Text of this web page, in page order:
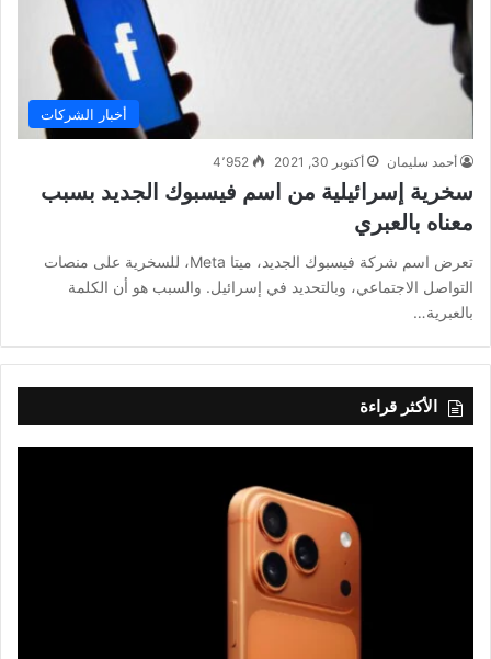
أخبار الشركات
أحمد سليمان أكتوبر 30, 2021 4٬952
سخرية إسرائيلية من اسم فيسبوك الجديد بسبب
معناه بالعبري
تعرض اسم شركة فيسبوك الجديد، ميتا Meta، للسخرية على منصات
التواصل الاجتماعي، وبالتحديد في إسرائيل. والسبب هو أن الكلمة
بالعبرية…
الأكثر قراءة